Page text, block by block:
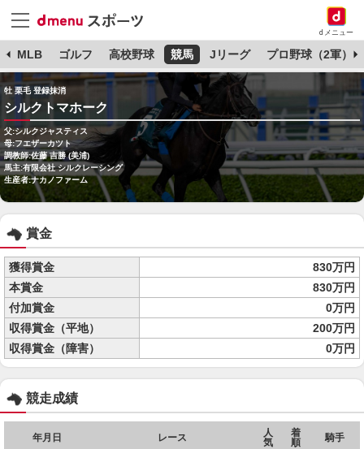
dメニュー
MLB ゴルフ 高校野球 競馬 Jリーグ プロ野球（2軍）
牡 栗毛 登録抹消
シルクトマホーク
父:シルクジャスティス
母:フエザーカツト
調教師:佐藤 吉勝 (美浦)
馬主:有限会社 シルクレーシング
生産者:ナカノファーム
賞金
獲得賞金
830万円
本賞金
830万円
付加賞金
0万円
収得賞金（平地）
200万円
収得賞金（障害）
0万円
競走成績
年月日 レース
人
気
着
順
騎手